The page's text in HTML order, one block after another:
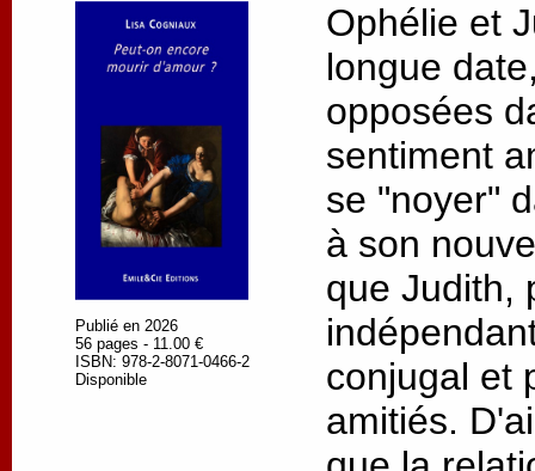
Publié en 2026
56 pages - 11.00 €
ISBN: 978-2-8071-0466-2
Disponible
Ophélie et
longue
opposées
sentiment
se "noyer"
à son
que Judith,
conjugal et
amitiés.